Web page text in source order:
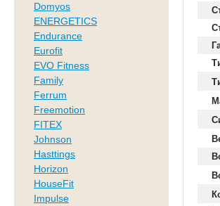
Domyos
ENERGETICS
Endurance
Eurofit
EVO Fitness
Family
Ferrum
Freemotion
FITEX
Johnson
Hasttings
Horizon
HouseFit
Impulse